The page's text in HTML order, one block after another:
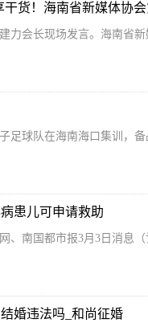
力会长现场发言。海南省
足球队在海南海口集训，备
患儿可申请救助
、南国都市报3月3日消息
婚违法吗_和尚征婚